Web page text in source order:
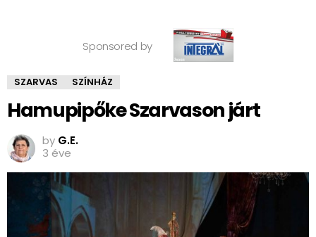
Sponsored by
SZARVAS SZÍNHÁZ
Hamupipőke Szarvason járt
by G.E.
3 éve